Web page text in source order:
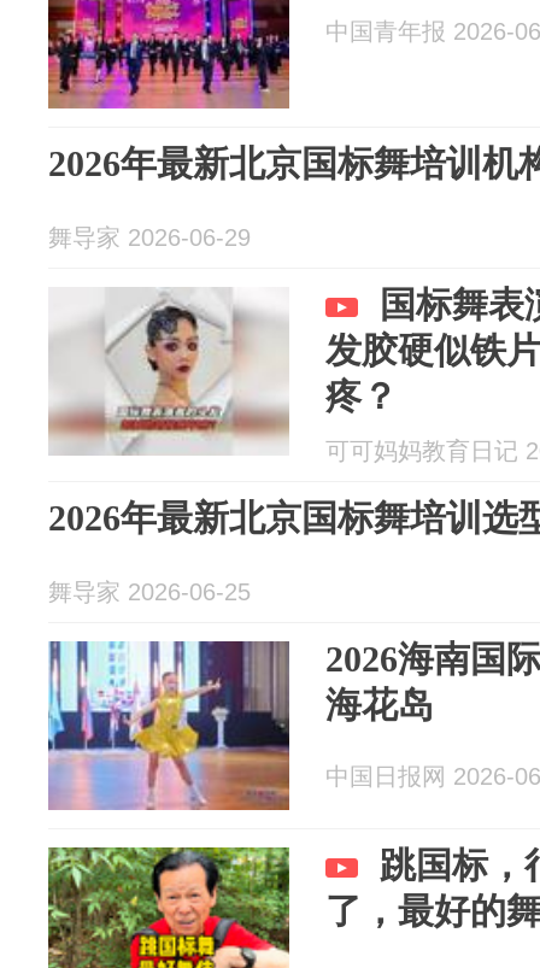
中国青年报 2026-
2026年最新北京国标舞培训机
舞导家 2026-06-29
国标舞表
发胶硬似铁
疼？
可可妈妈教育日记
2026年最新北京国标舞培训选
舞导家 2026-06-25
2026海南国
海花岛
中国日报网 2026-
跳国标，
了，最好的